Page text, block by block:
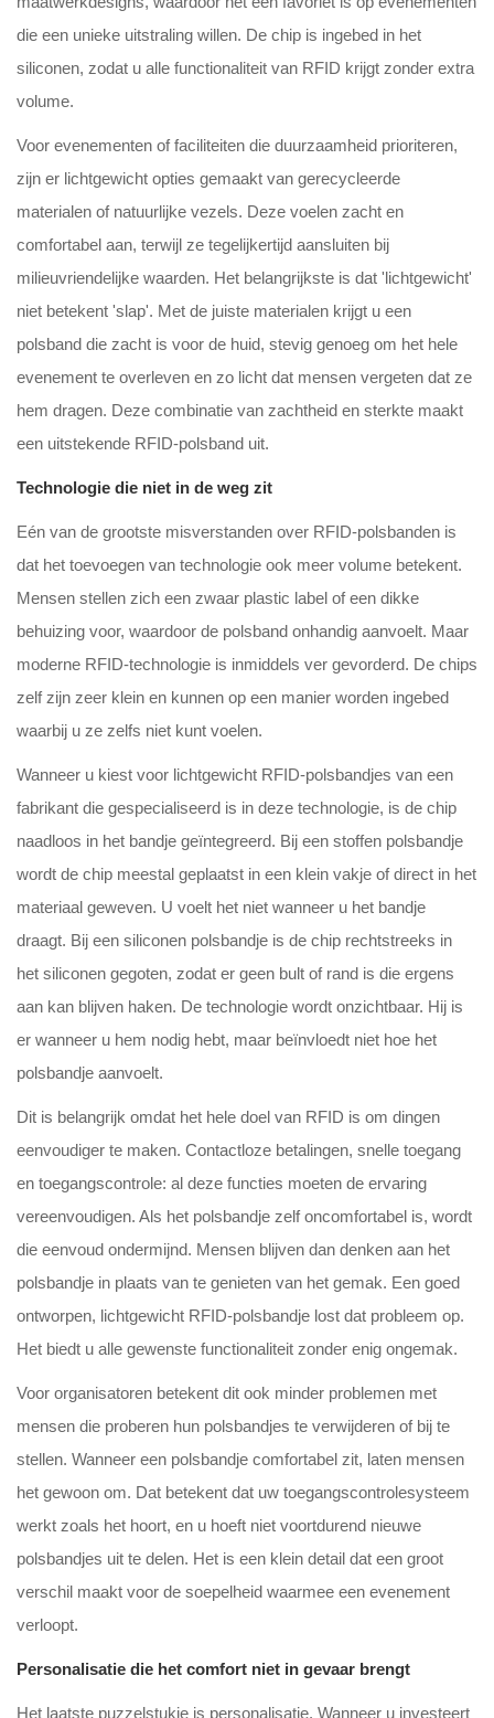
die een unieke uitstraling willen. De chip is ingebed in het
siliconen, zodat u alle functionaliteit van RFID krijgt zonder extra
volume.
Voor evenementen of faciliteiten die duurzaamheid prioriteren,
zijn er lichtgewicht opties gemaakt van gerecycleerde
materialen of natuurlijke vezels. Deze voelen zacht en
comfortabel aan, terwijl ze tegelijkertijd aansluiten bij
milieuvriendelijke waarden. Het belangrijkste is dat 'lichtgewicht'
niet betekent 'slap'. Met de juiste materialen krijgt u een
polsband die zacht is voor de huid, stevig genoeg om het hele
evenement te overleven en zo licht dat mensen vergeten dat ze
hem dragen. Deze combinatie van zachtheid en sterkte maakt
een uitstekende RFID-polsband uit.
Technologie die niet in de weg zit
Eén van de grootste misverstanden over RFID-polsbanden is
dat het toevoegen van technologie ook meer volume betekent.
Mensen stellen zich een zwaar plastic label of een dikke
behuizing voor, waardoor de polsband onhandig aanvoelt. Maar
moderne RFID-technologie is inmiddels ver gevorderd. De chips
zelf zijn zeer klein en kunnen op een manier worden ingebed
waarbij u ze zelfs niet kunt voelen.
Wanneer u kiest voor lichtgewicht RFID-polsbandjes van een
fabrikant die gespecialiseerd is in deze technologie, is de chip
naadloos in het bandje geïntegreerd. Bij een stoffen polsbandje
wordt de chip meestal geplaatst in een klein vakje of direct in het
materiaal geweven. U voelt het niet wanneer u het bandje
draagt. Bij een siliconen polsbandje is de chip rechtstreeks in
het siliconen gegoten, zodat er geen bult of rand is die ergens
aan kan blijven haken. De technologie wordt onzichtbaar. Hij is
er wanneer u hem nodig hebt, maar beïnvloedt niet hoe het
polsbandje aanvoelt.
Dit is belangrijk omdat het hele doel van RFID is om dingen
eenvoudiger te maken. Contactloze betalingen, snelle toegang
en toegangscontrole: al deze functies moeten de ervaring
vereenvoudigen. Als het polsbandje zelf oncomfortabel is, wordt
die eenvoud ondermijnd. Mensen blijven dan denken aan het
polsbandje in plaats van te genieten van het gemak. Een goed
ontworpen, lichtgewicht RFID-polsbandje lost dat probleem op.
Het biedt u alle gewenste functionaliteit zonder enig ongemak.
Voor organisatoren betekent dit ook minder problemen met
mensen die proberen hun polsbandjes te verwijderen of bij te
stellen. Wanneer een polsbandje comfortabel zit, laten mensen
het gewoon om. Dat betekent dat uw toegangscontrolesysteem
werkt zoals het hoort, en u hoeft niet voortdurend nieuwe
polsbandjes uit te delen. Het is een klein detail dat een groot
verschil maakt voor de soepelheid waarmee een evenement
verloopt.
Personalisatie die het comfort niet in gevaar brengt
Het laatste puzzelstukje is personalisatie. Wanneer u investeert